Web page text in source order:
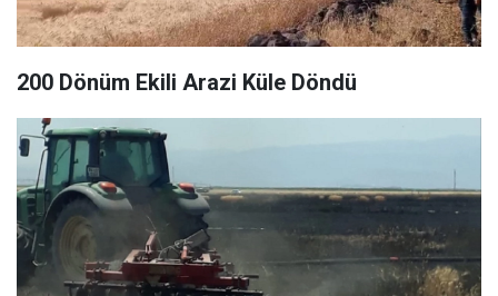
200 Dönüm Ekili Arazi Küle Döndü